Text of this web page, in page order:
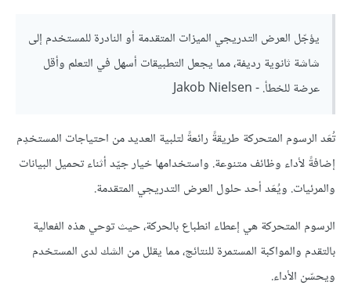
يؤجّل العرض التدريجي الميزات المتقدمة أو النادرة للمستخدم إلى
شاشة ثانوية رديفة، مما يجعل التطبيقات أسهل في التعلم وأقل
عرضة للخطأ. - Jakob Nielsen
تُعَد الرسوم المتحركة طريقةً رائعةً لتلبية العديد من احتياجات المستخدِم
إضافةً لأداء وظائف متنوعة. واستخدامها خيار جيّد أثناء تحميل البيانات
والمرئيات. ويُعَد أحد حلول العرض التدريجي المتقدمة.
الرسوم المتحركة هي إعطاء انطباع بالحركة، حيث توحي هذه الفعالية
بالتقدم والمواكبة المستمرة للنتائج، مما يقلل من الشك لدى المستخدم
ويحسّن الأداء.